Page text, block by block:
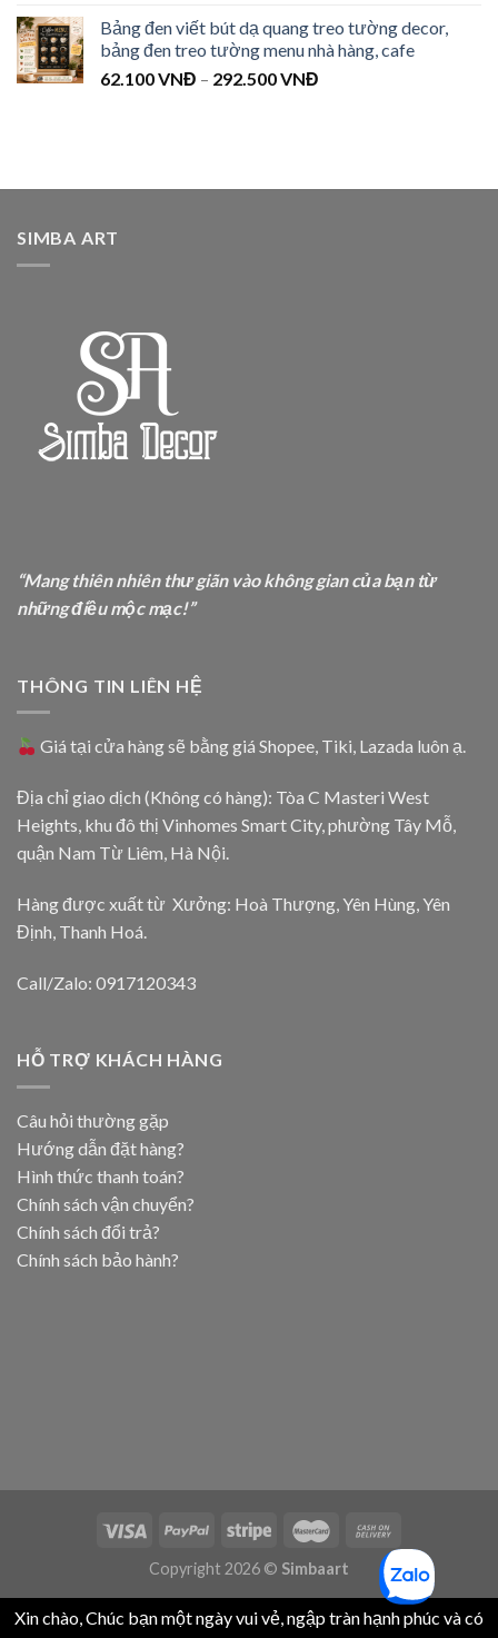
Bảng đen viết bút dạ quang treo tường decor,
bảng đen treo tường menu nhà hàng, cafe
62.100VNĐ – 292.500VNĐ
SIMBA ART
“Mang thiên nhiên thư giãn vào không gian của bạn từ
những điều mộc mạc!”
THÔNG TIN LIÊN HỆ
Giá tại cửa hàng sẽ bằng giáShopee, Tiki, Lazada luôn ạ.
Địa chỉ giao dịch (Không có hàng): Tòa C Masteri West
Heights, khu đô thị Vinhomes Smart City, phường Tây Mỗ,
quận Nam Từ Liêm, Hà Nội.
Hàng được xuất từ Xưởng: Hoà Thượng, Yên Hùng, Yên
Định, Thanh Hoá.
Call/Zalo: 0917120343
HỖ TRỢ KHÁCH HÀNG
Câu hỏi thường gặp
Hướng dẫn đặt hàng?
Hình thức thanh toán?
Chính sách vận chuyển?
Chính sách đổi trả?
Chính sách bảo hành?
Copyright 2026 © Simbaart
Xin chào, Chúc bạn một ngày vui vẻ, ngập tràn hạnh phúc và có